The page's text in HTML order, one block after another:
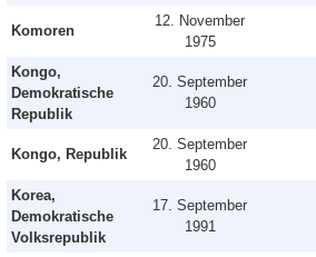
Komoren
12. November
1975
Kongo,
Demokratische
Republik
20. September
1960
Kongo, Republik
20. September
1960
Korea,
Demokratische
Volksrepublik
17. September
1991